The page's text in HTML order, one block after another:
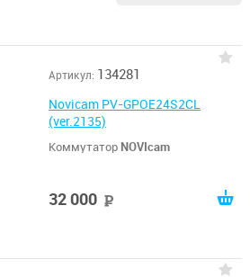
Артикул: 134281
Novicam PV-GPOE24S2CL
(ver.2135)
Коммутатор NOVIcam
32 000